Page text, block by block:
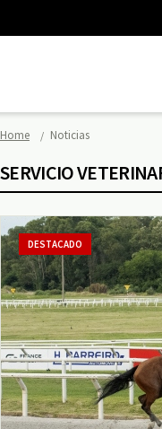
Home Noticias
SERVICIO
DESTACADO